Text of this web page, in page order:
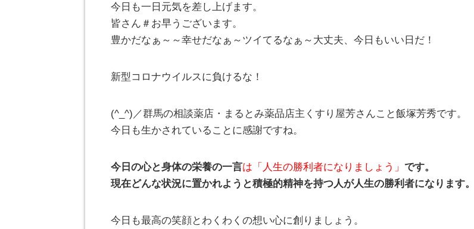
今日も一日元気を差し上げます。
皆さん＃お早うございます。
豊かだなぁ～～幸せだなぁ～ツイてるなぁ～大丈夫、今日もいい日だ！
新型コロナウイルスに負けるな！
(^_^)／群馬の相談薬店・まるとみ薬品店主くすり屋芳さんこと飯塚芳秀です。
今日も生かされていることに感謝ですね。
今日の心と身体の栄養の一言は「人生の勝利者になりましょう」 です。
現在どんな状況に置かれようと積極的精神を持つ人が人生の勝利者になります。
今日も最高の笑顔とわくわくの想い心に創りましょう。